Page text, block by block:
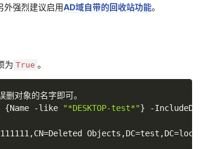
强烈建议启用AD域自带的回收站功能。
为 True 。
对象的名字即可。
{Name -like "*DESKTOP-test*"} -
=Deleted Objects,DC=test,DC=local